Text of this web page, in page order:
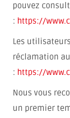
pouvez
: https://
Les
réclamation
: https://
Nous vous
un premier